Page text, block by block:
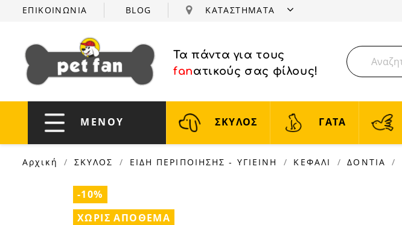
ΕΠΙΚΟΙΝΩΝΙΑ BLOG ΚΑΤΑΣΤΗΜΑΤΑ
Τα πάντα για τους
fanατικούς σας φίλους!
ΜΕΝΟΥ ΣΚΥΛΟΣ ΓΑΤΑ
Αρχική ΣΚΥΛΟΣ ΕΙΔΗ ΠΕΡΙΠΟΙΗΣΗΣ - ΥΓΙΕΙΝΗ ΚΕΦΑΛΙ ΔΟΝΤΙΑ
-10%
ΧΩΡΊΣ ΑΠΌΘΕΜΑ